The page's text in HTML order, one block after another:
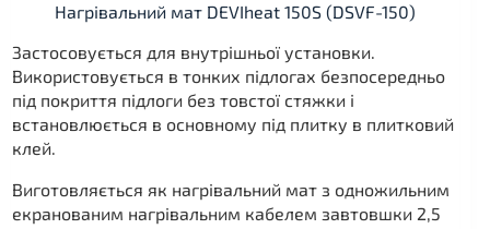
Нагрівальний мат DEVIheat 150S (DSVF-150)
Застосовується для внутрішньої установки.
Використовується в тонких підлогах безпосередньо
під покриття підлоги без товстої стяжки і
встановлюється в основному під плитку в плитковий
клей.
Виготовляється як нагрівальний мат з одножильним
екранованим нагрівальним кабелем завтовшки 2,5